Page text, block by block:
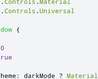
.Controls .Material
.Controls .Universal
{
: darkMode ? Material